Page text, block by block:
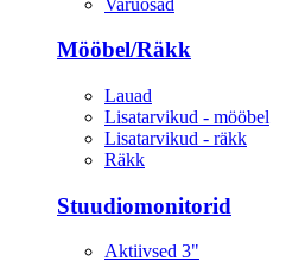
Mööbel/Räkk
Lauad
Lisatarvikud - mööbel
Lisatarvikud - räkk
Räkk
Stuudiomonitorid
Aktiivsed 3"